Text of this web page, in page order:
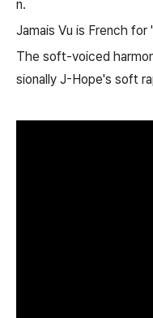
n.
Jamais Vu is French for
The soft-voiced
sionally J-Hope's soft